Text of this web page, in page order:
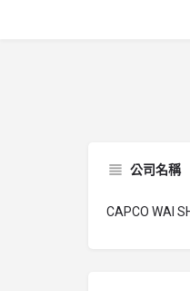
公司名稱
CAPCO WAI